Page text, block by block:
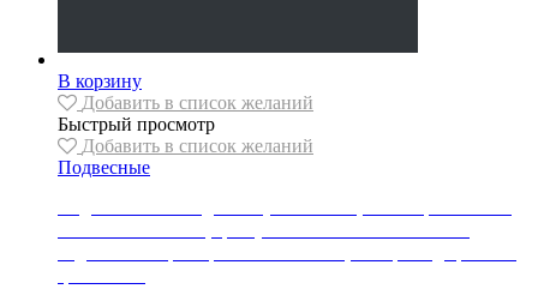
В корзину
Добавить в список желаний
Быстрый просмотр
Добавить в список желаний
Подвесные